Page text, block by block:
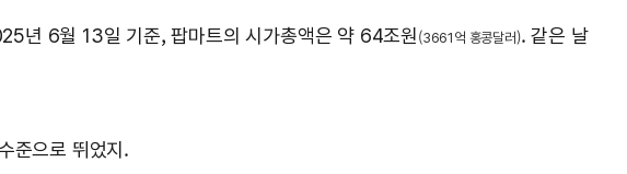
년 6월 13일 기준, 팝마트의 시가총액은 약 64조원 (3661억 홍콩달러). 같은 날
준으로 뛰었지.